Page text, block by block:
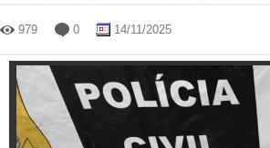
979 0 14/11/2025